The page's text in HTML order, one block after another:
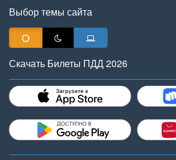
Выбор темы сайта
Скачать Билеты ПДД 2026